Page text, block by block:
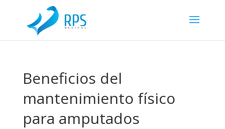
Beneficios del
mantenimiento físico
para amputados